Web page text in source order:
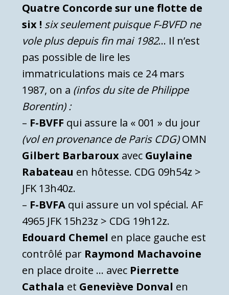
Quatre Concorde sur une flotte de
six ! six seulement puisque F-BVFD ne
vole plus depuis fin mai 1982… Il n’est
pas possible de lire les
immatriculations mais ce 24 mars
1987, on a (infos du site de Philippe
Borentin) :
– F-BVFF qui assure la « 001 » du jour
(vol en provenance de Paris CDG)OMN
Gilbert Barbaroux avec Guylaine
Rabateau en hôtesse. CDG 09h54z >
JFK 13h40z.
– F-BVFA qui assure un vol spécial. AF
4965 JFK 15h23z > CDG 19h12z.
Edouard Chemel en place gauche est
contrôlé par Raymond Machavoine
en place droite … avec Pierrette
Cathala et Geneviève Donval en